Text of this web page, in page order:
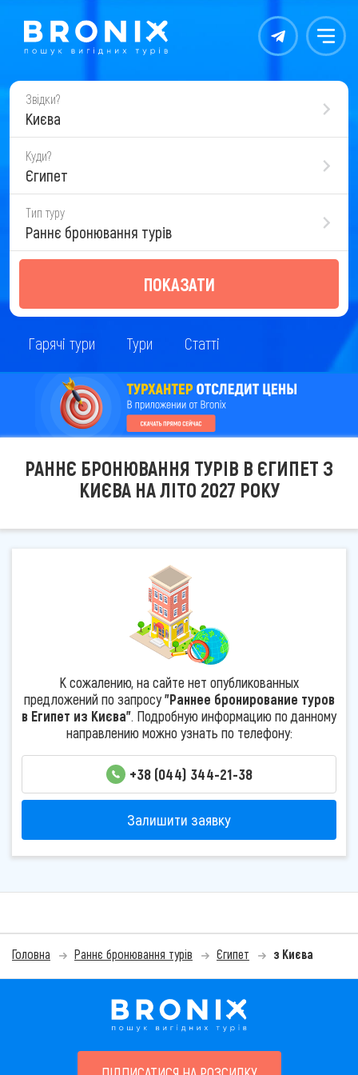
Контакты Меню
Звідки?
Києва
Куди?
Єгипет
Тип туру
Раннє бронювання турів
ПОКАЗАТИ
Гарячі тури Тури Статті
РАННЄ БРОНЮВАННЯ ТУРІВ В ЄГИПЕТ З
КИЄВА НА ЛІТО 2027 РОКУ
К сожалению, на сайте нет опубликованных
предложений по запросу"Раннее бронирование туров
в Египет из Києва". Подробную информацию по данному
направлению можно узнать по телефону:
+38 (044) 344-21-38
Залишити заявку
Головна Раннє бронювання турів Єгипет з Києва